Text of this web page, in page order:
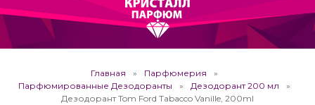
Главная
Парфюмерия
Парфюмированные Дезодоранты
Дезодорант 200 мл
Дезодорант Tom Ford Tabacco Vanille, 200ml